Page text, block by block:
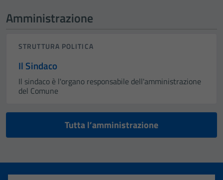
Amministrazione
STRUTTURA POLITICA
Il Sindaco
Il sindaco è l'organo responsabile dell'amministrazione
del Comune
Tutta l’amministrazione